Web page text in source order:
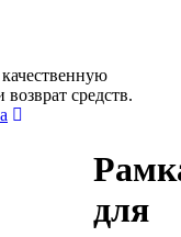
средств.
для